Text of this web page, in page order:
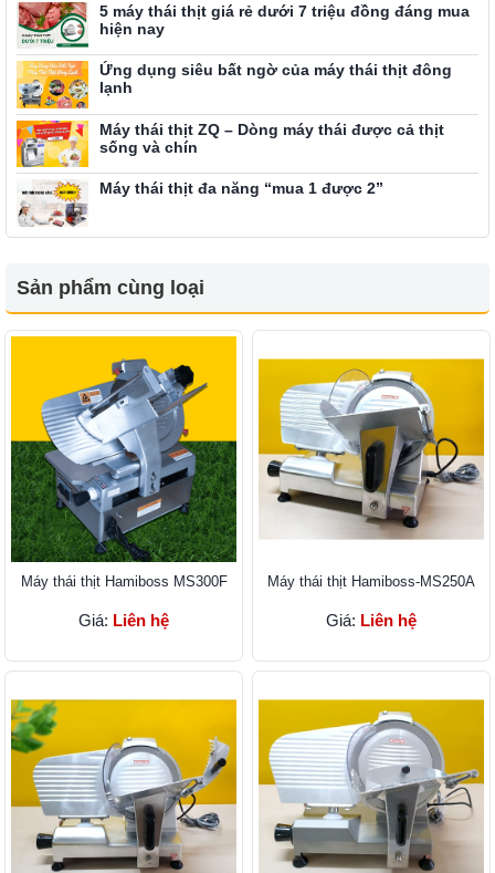
5 máy thái thịt giá rẻ dưới 7 triệu đồng đáng mua
hiện nay
Ứng dụng siêu bất ngờ của máy thái thịt đông
lạnh
Máy thái thịt ZQ – Dòng máy thái được cả thịt
sống và chín
Máy thái thịt đa năng “mua 1 được 2”
Sản phẩm cùng loại
Máy thái thịt Hamiboss MS300F
Giá: Liên hệ
Máy thái thịt Hamiboss-MS250A
Giá: Liên hệ